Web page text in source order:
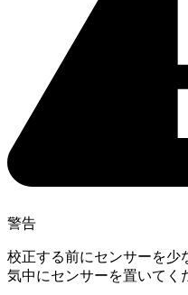
警告
校正する前にセンサーを少
気中にセンサーを置いてく